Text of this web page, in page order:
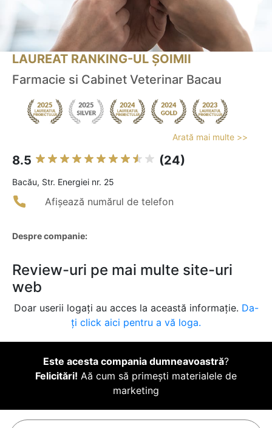
LAUREAT RANKING-UL ȘOIMII
Farmacie si Cabinet Veterinar Bacau
Arată mai multe >>
8.5 (24)
Bacău, Str. Energiei nr. 25
Afișează numărul de telefon
Despre companie:
Review-uri pe mai multe site-uri
web
Doar userii logați au acces la această informație. Da-
ți click aici pentru a vă loga.
Este acesta compania dumneavoastră?
Felicitări! Aă cum să primești materialele de
marketing